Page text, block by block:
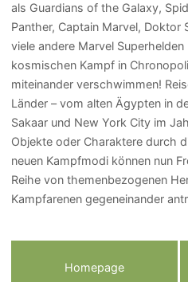
als Guardians of the Galaxy,
Panther, Captain Marvel, Doktor
viele andere Marvel
kosmischen Kampf in
miteinander verschwimmen!
Länder – vom alten Ägypten in
Sakaar und New York City im
Objekte oder Charaktere durch
neuen Kampfmodi können nun
Reihe von themenbezogenen
Kampfarenen gegeneinander
Homepage